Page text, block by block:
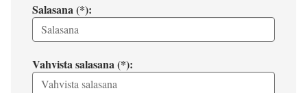
Salasana (*):
Vahvista salasana (*):